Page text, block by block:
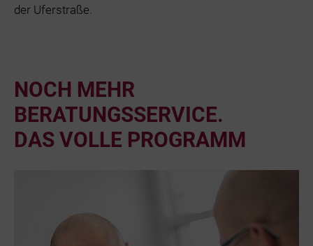
der Uferstraße.
NOCH MEHR
BERATUNGSSERVICE.
DAS VOLLE PROGRAMM